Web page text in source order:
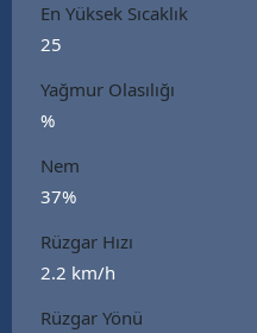
En Yüksek Sıcaklık
25
Yağmur Olasılığı
%
Nem
37%
Rüzgar Hızı
2.2 km/h
Rüzgar Yönü